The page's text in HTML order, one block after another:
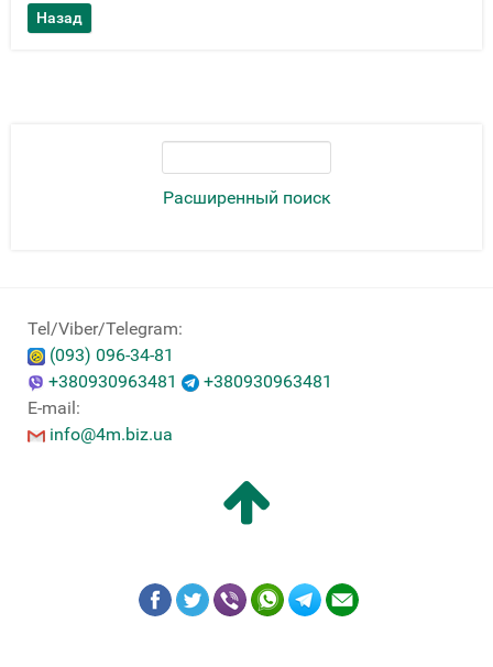
Расширенный поиск
Tel/Viber/Telegram:
(093) 096-34-81
+380930963481
+380930963481
E-mail:
info@4m.biz.ua